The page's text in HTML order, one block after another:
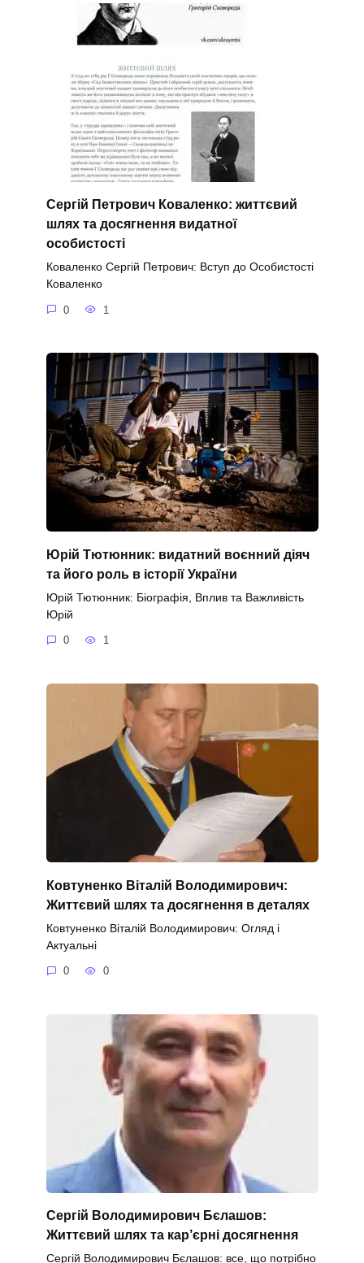
Сергій Петрович Коваленко: життєвий
шлях та досягнення видатної
особистості
Коваленко Сергій Петрович: Вступ до Особистості
Коваленко
0 1
Юрій Тютюнник: видатний воєнний діяч
та його роль в історії України
Юрій Тютюнник: Біографія, Вплив та Важливість
Юрій
0 1
Ковтуненко Віталій Володимирович:
Життєвий шлях та досягнення в деталях
Ковтуненко Віталій Володимирович: Огляд і
Актуальні
0 0
Сергій Володимирович Бєлашов:
Життєвий шлях та кар’єрні досягнення
Сергій Володимирович Бєлашов: все, що потрібно